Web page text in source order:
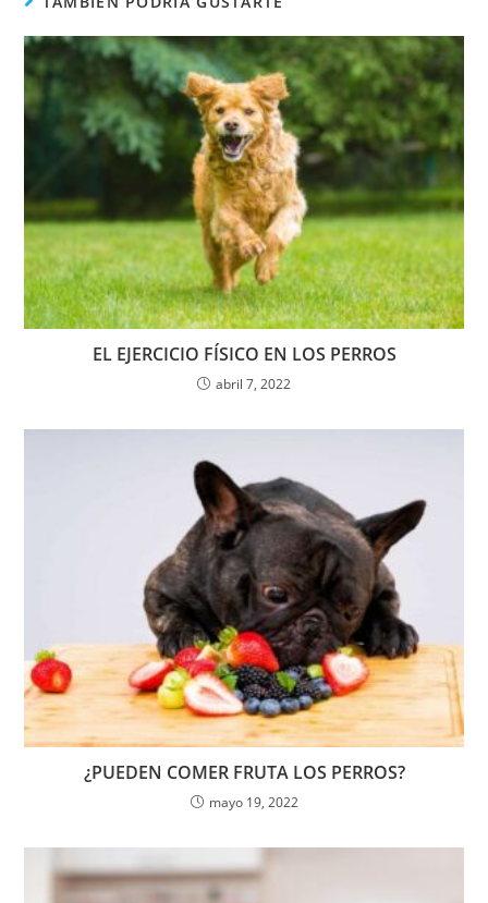
EL EJERCICIO FÍSICO EN LOS PERROS
abril 7, 2022
¿PUEDEN COMER FRUTA LOS PERROS?
mayo 19, 2022